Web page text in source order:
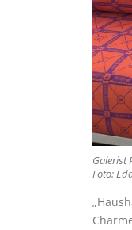
Galerist
Foto: